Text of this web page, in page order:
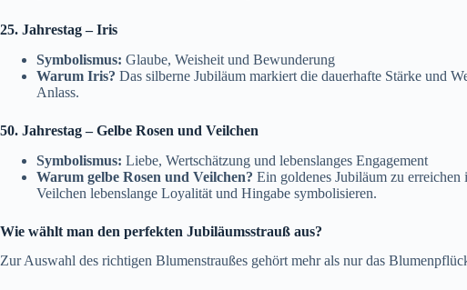
25. Jahrestag – Iris
Symbolismus: Glaube, Weisheit und Bewunderung
Warum Iris? Das silberne Jubiläum markiert die dauerhafte Stärke und
Anlass.
50. Jahrestag – Gelbe Rosen und Veilchen
Symbolismus: Liebe, Wertschätzung und lebenslanges Engagement
Warum gelbe Rosen und Veilchen? Ein goldenes Jubiläum zu
Veilchen lebenslange Loyalität und Hingabe symbolisieren.
Wie wählt man den perfekten Jubiläumsstrauß aus?
Zur Auswahl des richtigen Blumenstraußes gehört mehr als nur das